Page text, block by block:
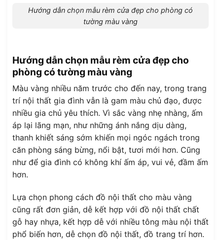
Hướng dẫn chọn mẫu rèm cửa đẹp cho phòng có
tường màu vàng
Hướng dẫn chọn mẫu rèm cửa đẹp cho
phòng có tường màu vàng
Màu vàng nhiều năm trước cho đến nay, trong trang
trí nội thất gia đình vẫn là gam màu chủ đạo, được
nhiều gia chủ yêu thích. Vì sắc vàng nhẹ nhàng, ấm
áp lại lãng mạn, như những ánh nắng dịu dàng,
thanh khiết sáng sớm khiến mọi ngóc ngách trong
căn phòng sáng bừng, nổi bật, tươi mới hơn. Cũng
như để gia đình có không khí ấm áp, vui vẻ, đầm ấm
hơn.
Lựa chọn phong cách đồ nội thất cho màu vàng
cũng rất đơn giản, dễ kết hợp với đồ nội thất chất
gỗ hay nhựa, kết hợp dễ với nhiều tông màu nội thất
phổ biến hơn, dễ chọn đồ nội thất, đồ trang trí hơn.